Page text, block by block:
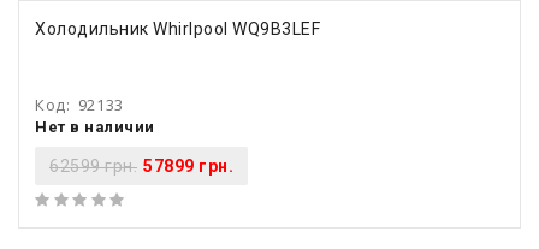
Холодильник Whirlpool WQ9B3LEF
Код: 92133
Нет в наличии
62599 грн. 57899 грн.